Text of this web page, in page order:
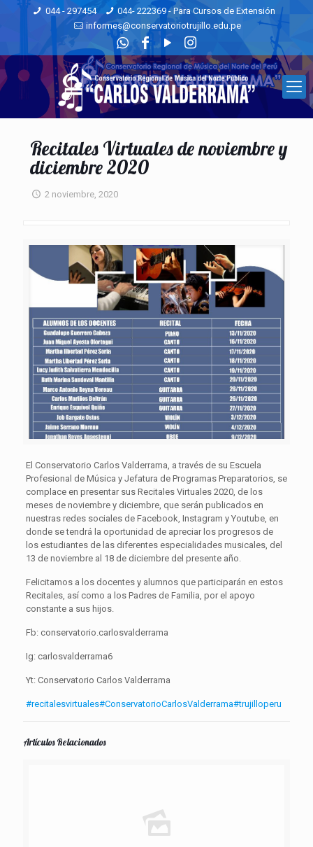
044 - 297454
044- 222369 - Para Cursos de Extensión
informes@conservatoriotrujillo.edu.pe
Recitales Virtuales de noviembre y
diciembre 2020
2 noviembre, 2020
El Conservatorio Carlos Valderrama, a través de su Escuela
Profesional de Música y Jefatura de Programas Preparatorios, se
complace en presentar sus Recitales Virtuales 2020, de los
meses de noviembre y diciembre, que serán publicados en
nuestras redes sociales de Facebook, Instagram y Youtube, en
donde se tendrá la oportunidad de apreciar los progresos de
los estudiantes de las diferentes especialidades musicales, del
13 de noviembre al 18 de diciembre del presente año.
Felicitamos a los docentes y alumnos que participarán en estos
Recitales, así como a los Padres de Familia, por el apoyo
constante a sus hijos.
Fb: conservatorio.carlosvalderrama
Ig: carlosvalderrama6
Yt: Conservatorio Carlos Valderrama
#recitalesvirtuales#ConservatorioCarlosValderrama#trujilloperu
Artículos Relacionados